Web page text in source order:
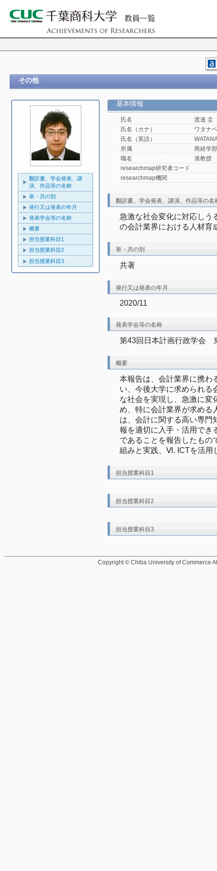
その他
翻訳書、学会発表、講
演、作品等の名称
単・共の別
発行又は発表の年月
発表学会等の名称
概要
担当授業科目1
担当授業科目2
担当授業科目3
基本情報
氏名
渡邉 圭
氏名（カナ）
ワタナ
氏名（英語）
所属
商経学部
職名
准教授
researchmap研究者コード
researchmap機関
翻訳書、学会発表、講演、作品等の名
急激な社会変化に対応しう
の会計業界における人材育
単・共の別
共著
発行又は発表の年月
2020/11
発表学会等の名称
第43回日本計画行政学会
概要
本報告は、会計業界に携わ
い、今後大学に求められる
な社会を実現し、急激に変
め、特に会計業界が求める
は、会計に関する高い専門
報を適切に入手・活用でき
であることを報告したもの
組みと実践、Ⅵ. ICTを活用
担当授業科目1
担当授業科目2
担当授業科目3